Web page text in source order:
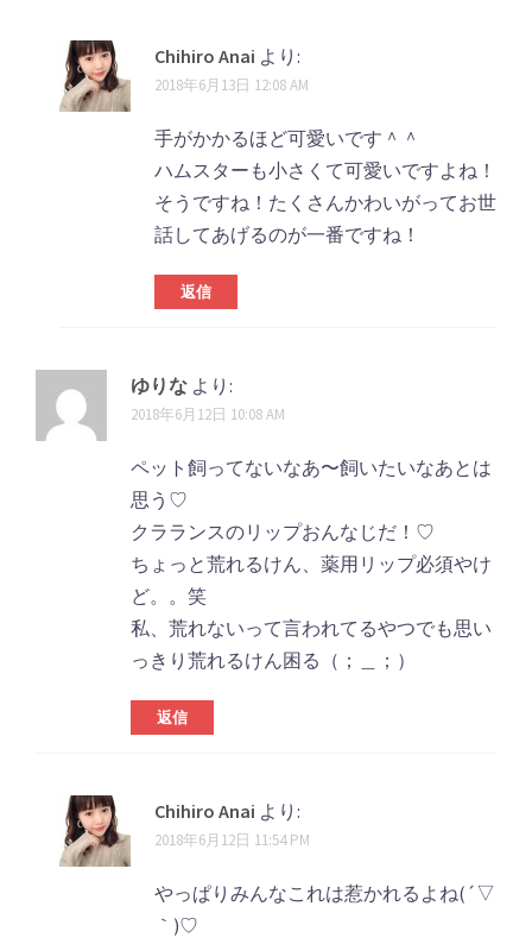
Chihiro Anai より:
2018年6月13日 12:08 AM
手がかかるほど可愛いです＾＾
ハムスターも小さくて可愛いですよね！
そうですね！たくさんかわいがってお世
話してあげるのが一番ですね！
返信
ゆりな より:
2018年6月12日 10:08 AM
ペット飼ってないなあ〜飼いたいなあとは
思う♡
クラランスのリップおんなじだ！♡
ちょっと荒れるけん、薬用リップ必須やけ
ど。。笑
私、荒れないって言われてるやつでも思い
っきり荒れるけん困る（；＿；）
返信
Chihiro Anai より:
2018年6月12日 11:54 PM
やっぱりみんなこれは惹かれるよね(´▽
｀)♡